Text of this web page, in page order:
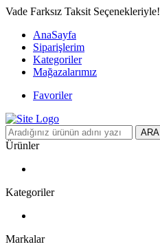
Vade Farksız Taksit Seçenekleriyle!
AnaSayfa
Siparişlerim
Kategoriler
Mağazalarımız
Favoriler
ARA
Ürünler
Kategoriler
Markalar